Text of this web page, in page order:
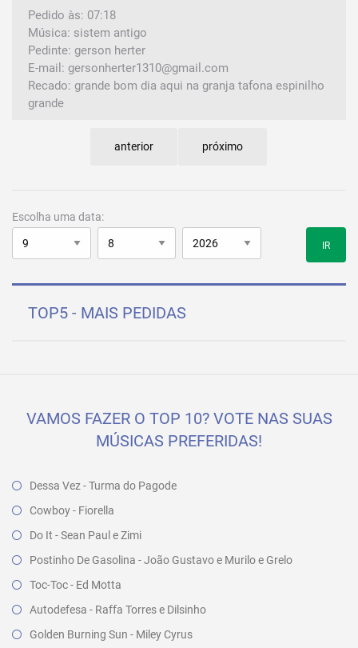
Pedido às: 07:18
Música: sistem antigo
Pedinte: gerson herter
E-mail: gersonherter1310@gmail.com
Recado: grande bom dia aqui na granja tafona espinilho
grande
anterior próximo
Escolha uma data:
IR
TOP5 - MAIS PEDIDAS
VAMOS FAZER O TOP 10? VOTE NAS SUAS
MÚSICAS PREFERIDAS!
Dessa Vez - Turma do Pagode
Cowboy - Fiorella
Do It - Sean Paul e Zimi
Postinho De Gasolina - João Gustavo e Murilo e Grelo
Toc-Toc - Ed Motta
Autodefesa - Raffa Torres e Dilsinho
Golden Burning Sun - Miley Cyrus